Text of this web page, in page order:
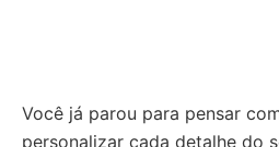
Você já parou para pensar
personalizar cada detalhe do